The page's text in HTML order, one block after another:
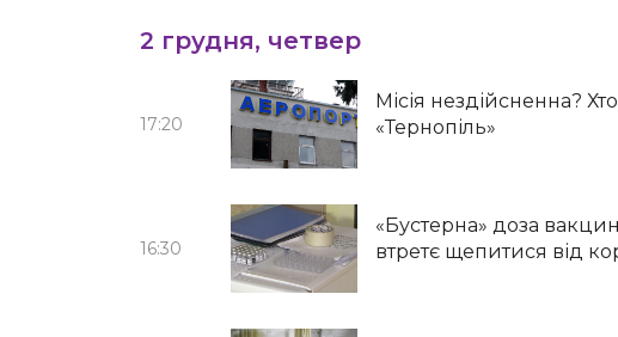
2 грудня, четвер
17:20
Місія нездійсненна?
«Тернопіль»
16:30
«Бустерна» доза
втретє щепитися від